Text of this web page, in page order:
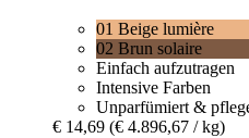
01 Beige lumière
02 Brun solaire
Einfach aufzutragen
Intensive Farben
Unparfümiert &
€ 14,69 (€ 4.896,67 / kg)